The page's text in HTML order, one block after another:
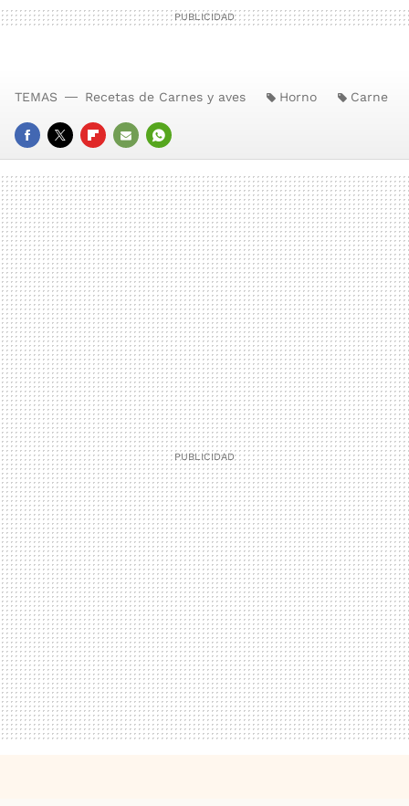
FACEBOOK
TWITTERFLIPBOARD
E-
MAIL
WHATSAPP
TEMAS Recetas de Carnes y aves Horno Carne